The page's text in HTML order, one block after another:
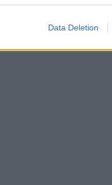
Data Deletion